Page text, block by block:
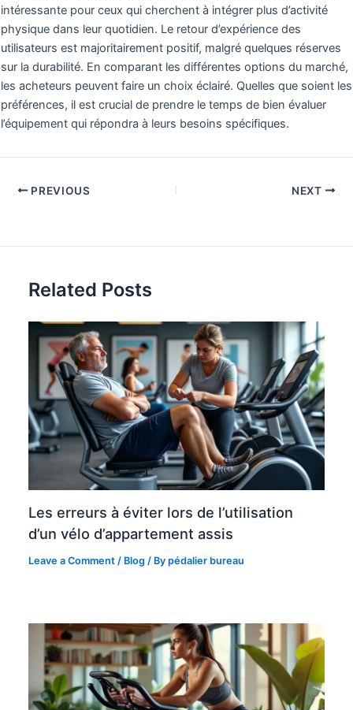
intéressante pour ceux qui cherchent à intégrer plus d’activité
physique dans leur quotidien. Le retour d’expérience des
utilisateurs est majoritairement positif, malgré quelques réserves
sur la durabilité. En comparant les différentes options du marché,
les acheteurs peuvent faire un choix éclairé. Quelles que soient les
préférences, il est crucial de prendre le temps de bien évaluer
l’équipement qui répondra à leurs besoins spécifiques.
PREVIOUS NEXT
Related Posts
Les erreurs à éviter lors de l’utilisation
d’un vélo d’appartement assis
Leave a Comment / Blog / Bypédalier bureau